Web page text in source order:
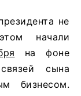
не
начали
на фоне
сына
бизнесом.